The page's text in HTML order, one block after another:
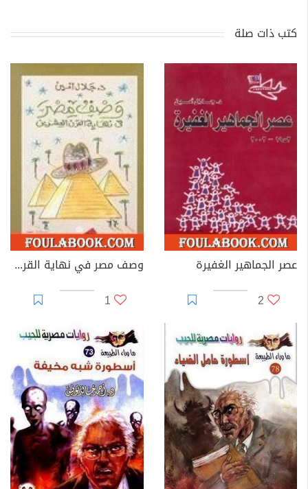
كتب ذات صلة
عصر الجماهير الغفيرة
2
وصف مصر في نهاية القرن العشرين
1